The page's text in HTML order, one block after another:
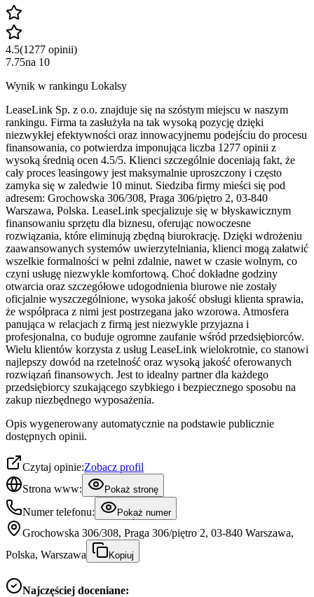
4.5(1277 opinii)
7.75na 10
Wynik w rankingu Lokalsy
LeaseLink Sp. z o.o. znajduje się na szóstym miejscu w naszym
rankingu. Firma ta zasłużyła na tak wysoką pozycję dzięki
niezwykłej efektywności oraz innowacyjnemu podejściu do procesu
finansowania, co potwierdza imponująca liczba 1277 opinii z
wysoką średnią ocen 4.5/5. Klienci szczególnie doceniają fakt, że
cały proces leasingowy jest maksymalnie uproszczony i często
zamyka się w zaledwie 10 minut. Siedziba firmy mieści się pod
adresem: Grochowska 306/308, Praga 306/piętro 2, 03-840
Warszawa, Polska. LeaseLink specjalizuje się w błyskawicznym
finansowaniu sprzętu dla biznesu, oferując nowoczesne
rozwiązania, które eliminują zbędną biurokrację. Dzięki wdrożeniu
zaawansowanych systemów uwierzytelniania, klienci mogą załatwić
wszelkie formalności w pełni zdalnie, nawet w czasie wolnym, co
czyni usługę niezwykle komfortową. Choć dokładne godziny
otwarcia oraz szczegółowe udogodnienia biurowe nie zostały
oficjalnie wyszczególnione, wysoka jakość obsługi klienta sprawia,
że współpraca z nimi jest postrzegana jako wzorowa. Atmosfera
panująca w relacjach z firmą jest niezwykle przyjazna i
profesjonalna, co buduje ogromne zaufanie wśród przedsiębiorców.
Wielu klientów korzysta z usług LeaseLink wielokrotnie, co stanowi
najlepszy dowód na rzetelność oraz wysoką jakość oferowanych
rozwiązań finansowych. Jest to idealny partner dla każdego
przedsiębiorcy szukającego szybkiego i bezpiecznego sposobu na
zakup niezbędnego wyposażenia.
Opis wygenerowany automatycznie na podstawie publicznie
dostępnych opinii.
Czytaj opinie:Zobacz profil
Strona www:
Pokaż stronę
Numer telefonu: Pokaż numer
Grochowska 306/308, Praga 306/piętro 2, 03-840 Warszawa,
Polska, Warszawa
Kopiuj
Najczęściej doceniane: